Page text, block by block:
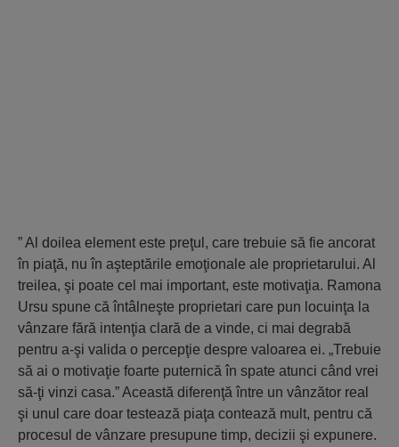
” Al doilea element este preţul, care trebuie să fie ancorat
în piaţă, nu în aşteptările emoţionale ale proprietarului. Al
treilea, şi poate cel mai important, este motivaţia. Ramona
Ursu spune că întâlneşte proprietari care pun locuinţa la
vânzare fără intenţia clară de a vinde, ci mai degrabă
pentru a-şi valida o percepţie despre valoarea ei. „Trebuie
să ai o motivaţie foarte puternică în spate atunci când vrei
să-ţi vinzi casa.” Această diferenţă între un vânzător real
şi unul care doar testează piaţa contează mult, pentru că
procesul de vânzare presupune timp, decizii şi expunere.